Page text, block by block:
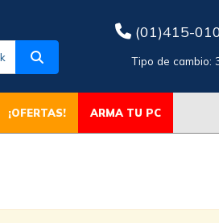
(01)415-
Tipo de cambio:
¡OFERTAS! ARMA TU PC